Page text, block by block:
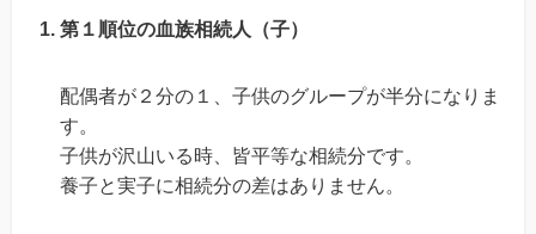
第１順位の血族相続人（子）
配偶者が２分の１、子供のグループが半分になりま
す。
子供が沢山いる時、皆平等な相続分です。
養子と実子に相続分の差はありません。